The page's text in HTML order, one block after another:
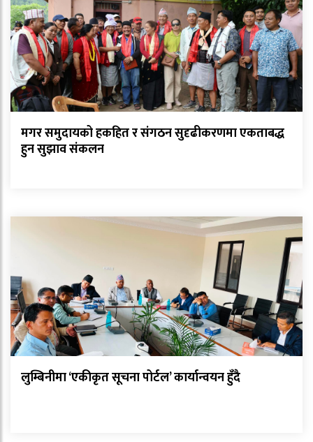
मगर समुदायको हकहित र संगठन सुदृढीकरणमा एकताबद्ध
हुन सुझाव संकलन
लुम्बिनीमा ‘एकीकृत सूचना पोर्टल’ कार्यान्वयन हुँदै